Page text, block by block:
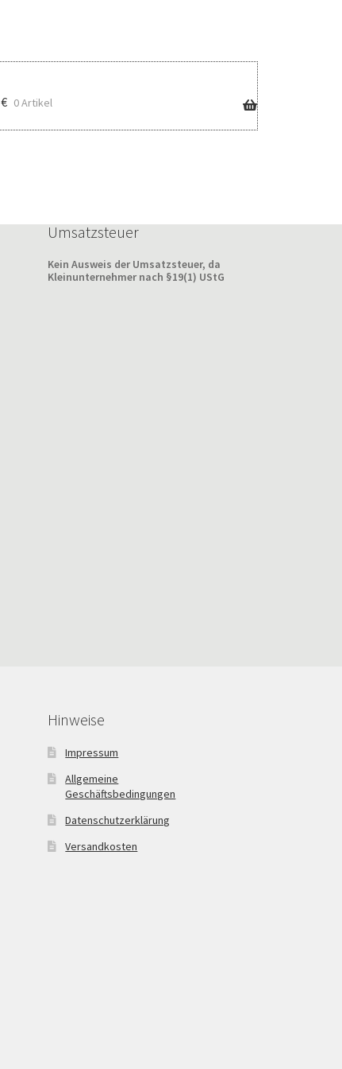
€ 0 Artikel
Umsatzsteuer
Kein Ausweis der Umsatzsteuer, da
Kleinunternehmer nach §19(1) UStG
Hinweise
Impressum
Allgemeine
Geschäftsbedingungen
Datenschutzerklärung
Versandkosten